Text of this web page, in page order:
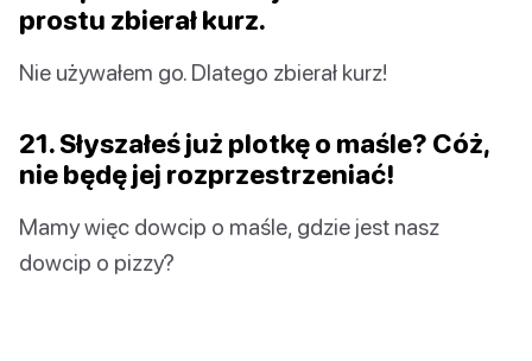
prostu zbierał kurz.
Nie używałem go. Dlatego zbierał kurz!
21. Słyszałeś już plotkę o maśle? Cóż,
nie będę jej rozprzestrzeniać!
Mamy więc dowcip o maśle, gdzie jest nasz
dowcip o pizzy?